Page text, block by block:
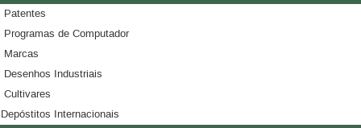
Patentes
Programas de Computador
Marcas
Desenhos Industriais
Cultivares
Depóstitos Internacionais